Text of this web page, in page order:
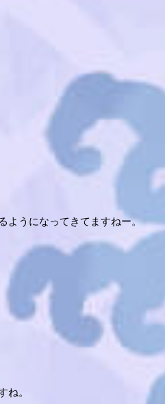
ようになってきてますねー。
ね。